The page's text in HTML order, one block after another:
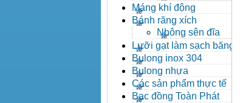
Máng khí động
Bánh răng xích
Nhông sên đĩa
Lưỡi gạt làm sạch băng
Bulong inox 304
Bulong nhựa
Các sản phẩm thực tế
Bạc đồng Toàn Phát